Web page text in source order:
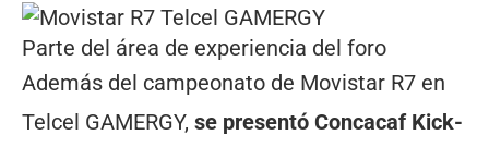
Parte del área de experiencia del foro
Además del campeonato de Movistar R7 en
Telcel GAMERGY, se presentó Concacaf Kick-